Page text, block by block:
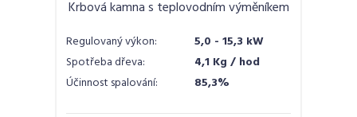
Krbová kamna s teplovodním výměníkem
Regulovaný výkon:
5,0 - 15,3 kW
Spotřeba dřeva:
4,1 Kg / hod
Účinnost spalování:
85,3%